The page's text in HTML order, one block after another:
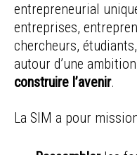
entrepreneurial
entreprises,
chercheurs,
autour d’une
construire l’avenir.
La SIM a pour